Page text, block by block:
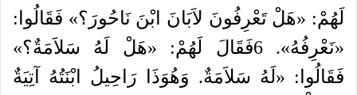
لَهُمْ: «هَلْ تَعْرِفُونَ لاَبَانَ ابْنَ نَاحُورَ؟» فَقَالُوا :
«نَعْرِفُهُ».
6فَقَالَ لَهُمْ: «هَلْ لَهُ سَلاَمَةٌ؟»
فَقَالُوا : «لَهُ سَلاَمَةٌ. وَهُوَذَا رَاحِيلُ ابْنَتُهُ
آتِيَةٌ